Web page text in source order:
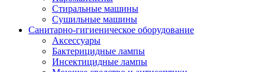
Стиральные машины
Сушильные машины
Санитарно-гигиеническое оборудование
Аксессуары
Бактерицидные лампы
Инсектицидные лампы